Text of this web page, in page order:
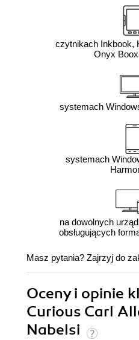
czytnikach Inkbook,
Onyx
systemach
systemach
na dowolnych
obsługujących
Masz pytania? Zajrzyj do
Oceny i opinie
Curious Carl
Nabelsi